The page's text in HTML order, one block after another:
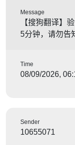
Message
【搜狗翻译】
5分钟，请勿告
Time
08/09/2026,
Sender
10655071